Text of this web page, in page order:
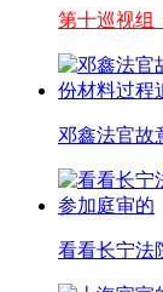
第十巡视组
邓鑫法官故
看看长宁法